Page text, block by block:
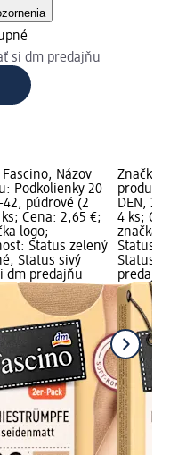
si dm predajňu
Názov
Podkolienky 20
42, púdrové (2
Cena: 2,65 €;
logo;
Status zelený
Status sivý
dm predajňu
Značka:
DEN,
4 ks;
značka
Status
Status
predajňu